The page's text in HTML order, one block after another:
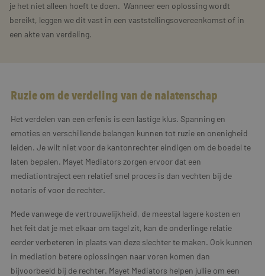
je het niet alleen hoeft te doen. Wanneer een oplossing wordt
bereikt, leggen we dit vast in een vaststellingsovereenkomst of in
een akte van verdeling.
Ruzie om de verdeling van de nalatenschap
Het verdelen van een erfenis is een lastige klus. Spanning en
emoties en verschillende belangen kunnen tot ruzie en onenigheid
leiden. Je wilt niet voor de kantonrechter eindigen om de boedel te
laten bepalen. Mayet Mediators zorgen ervoor dat een
mediationtraject een relatief snel proces is dan vechten bij de
notaris of voor de rechter.
Mede vanwege de vertrouwelijkheid, de meestal lagere kosten en
het feit dat je met elkaar om tagel zit, kan de onderlinge relatie
eerder verbeteren in plaats van deze slechter te maken. Ook kunnen
in mediation betere oplossingen naar voren komen dan
bijvoorbeeld bij de rechter. Mayet Mediators helpen jullie om een